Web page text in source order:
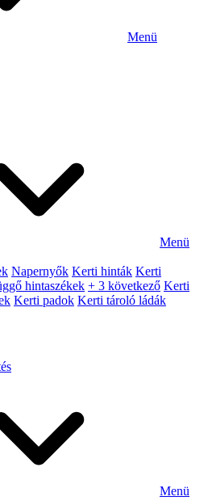
Menü
Menü
Napernyők Kerti hinták Kerti
hintaszékek + 3 következő Kerti
Kerti padok Kerti tároló ládák
Menü